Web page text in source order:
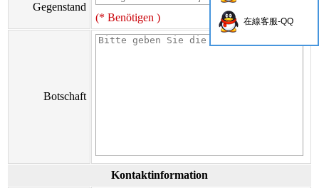
Gegenstand
(* Benötigen )
Botschaft
Kontaktinformation
在線客服-QQ